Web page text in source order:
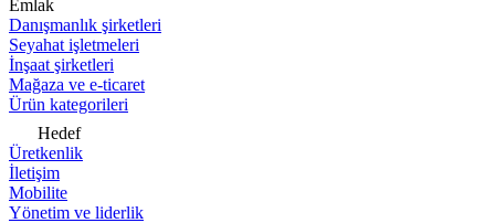
Emlak
Danışmanlık şirketleri
Seyahat işletmeleri
İnşaat şirketleri
Mağaza ve e-ticaret
Ürün kategorileri
Hedef
Üretkenlik
İletişim
Mobilite
Yönetim ve liderlik